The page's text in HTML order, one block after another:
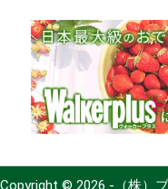
Copyright © 2026 -（株）